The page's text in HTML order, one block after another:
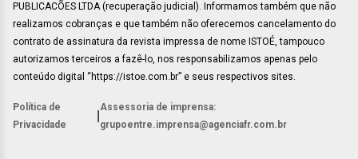
PUBLICACÕES LTDA (recuperação judicial). Informamos também que não
realizamos cobranças e que também não oferecemos cancelamento do
contrato de assinatura da revista impressa de nome ISTOÉ, tampouco
autorizamos terceiros a fazê-lo, nos responsabilizamos apenas pelo
conteúdo digital “https://istoe.com.br” e seus respectivos sites.
Política de
Privacidade
Assessoria de imprensa:
grupoentre.imprensa@agenciafr.com.br